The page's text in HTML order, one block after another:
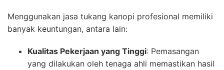
Menggunakan jasa tukang kanopi profesional memiliki
banyak keuntungan, antara lain:
Kualitas Pekerjaan yang Tinggi: Pemasangan
yang dilakukan oleh tenaga ahli memastikan hasil